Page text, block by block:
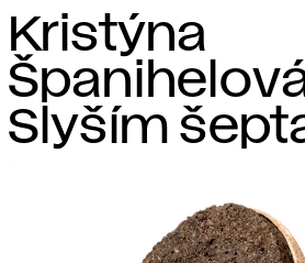
Kristýna
Slyším